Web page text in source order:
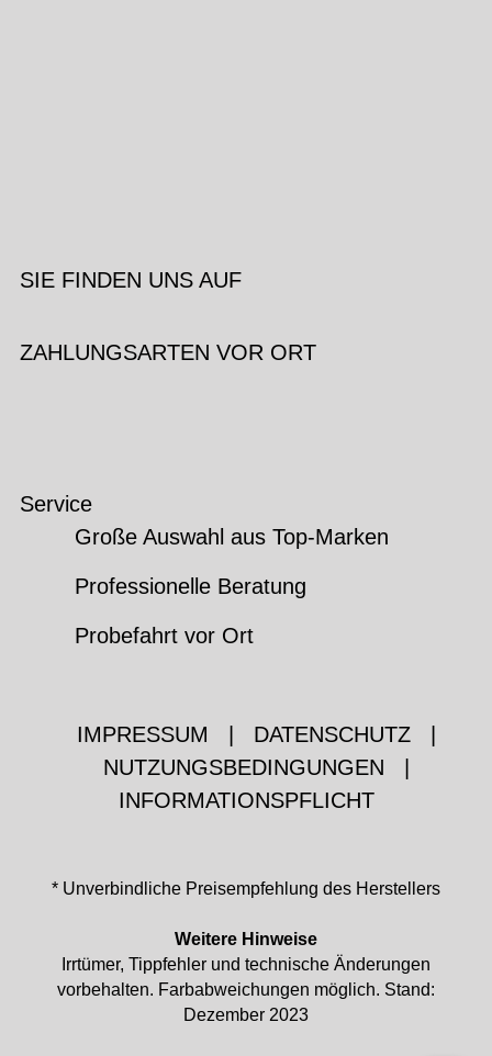
SIE FINDEN UNS AUF
ZAHLUNGSARTEN VOR ORT
Service
Große Auswahl aus Top-Marken
Professionelle Beratung
Probefahrt vor Ort
IMPRESSUM DATENSCHUTZ
NUTZUNGSBEDINGUNGEN
INFORMATIONSPFLICHT
* Unverbindliche Preisempfehlung des Herstellers
Weitere Hinweise
Irrtümer, Tippfehler und technische Änderungen
vorbehalten. Farbabweichungen möglich. Stand:
Dezember 2023